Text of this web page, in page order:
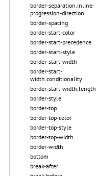
border-separation.inline-
progression-direction
border-spacing
border-start-color
border-start-precedence
border-start-style
border-start-width
border-start-
width.conditionality
border-start-width.length
border-style
border-top
border-top-color
border-top-style
border-top-width
border-width
bottom
break-after